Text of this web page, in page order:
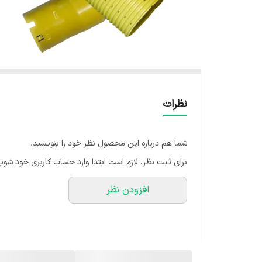
نظرات
شما هم درباره این محصول نظر خود را بنویسید.
برای ثبت نظر، لازم است ابتدا وارد حساب کاربری خود
افزودن نظر